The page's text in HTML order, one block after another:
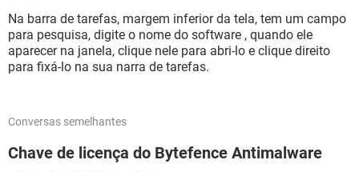
Na barra de tarefas, margem inferior da tela, tem um campo
para pesquisa, digite o nome do software , quando ele
aparecer na janela, clique nele para abri-lo e clique direito
para fixá-lo na sua narra de tarefas.
Conversas semelhantes
Chave de licença do Bytefence Antimalware